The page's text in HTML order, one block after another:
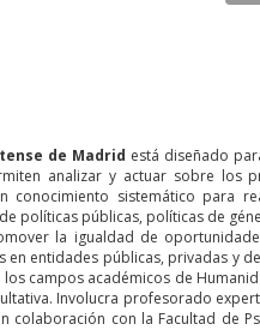
de Madrid está diseñado
analizar y actuar sobre los
sistemático para
políticas públicas, políticas de
la igualdad de
entidades públicas, privadas y
campos académicos de
Involucra profesorado
colaboración con la Facultad de